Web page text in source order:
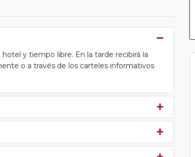
y tiempo libre. En la tarde recibirá la
o a través de los carteles informativos